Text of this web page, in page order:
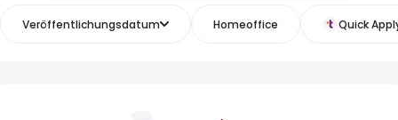
Veröffentlichungsdatum Homeoffice Quick